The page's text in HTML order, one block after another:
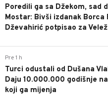
Poredili ga sa Džekom, sad
Mostar: Bivši izdanak Borca
Dževahirić potpisao za Velež
Pre 1 h
Turci odustali od Dušana
Daju 10.000.000 godišnje
koji ga mijenja